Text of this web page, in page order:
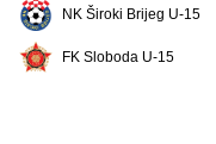
NK Široki Brijeg U-15
FK Sloboda U-15